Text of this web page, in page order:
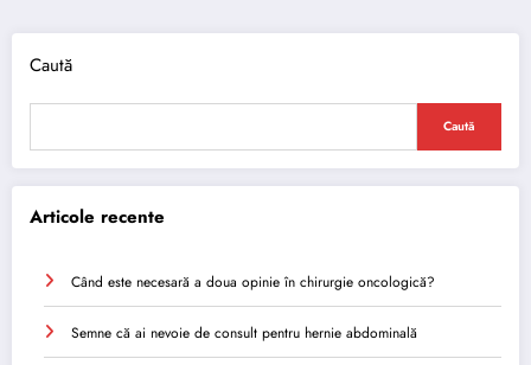
Caută
Caută
Articole recente
Când este necesară a doua opinie în chirurgie oncologică?
Semne că ai nevoie de consult pentru hernie abdominală